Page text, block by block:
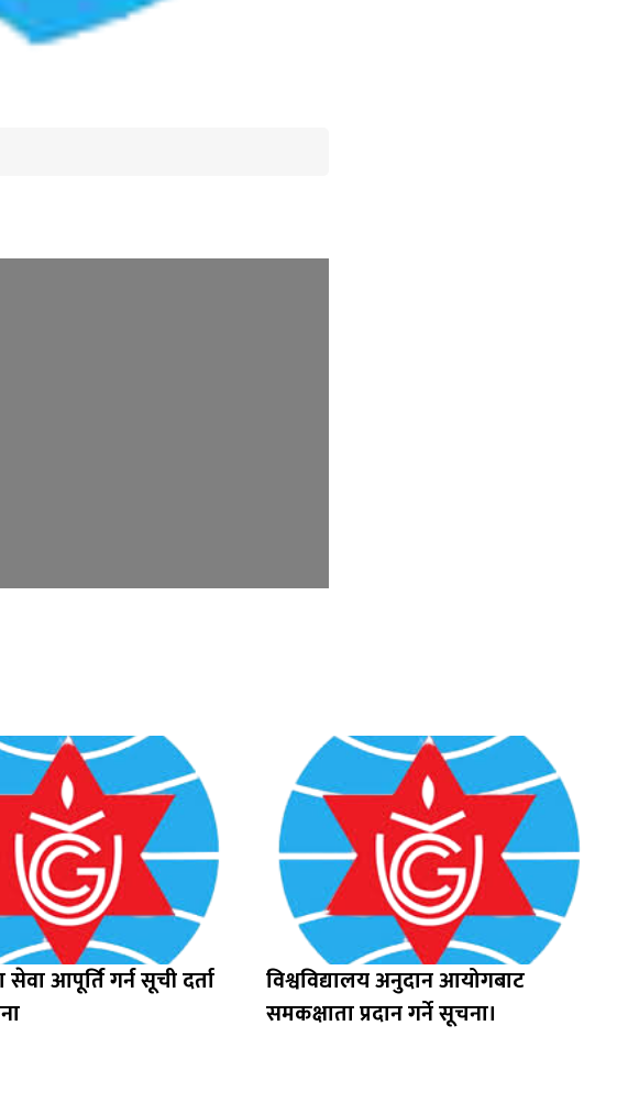
सेवा आपूर्ति गर्न सूची दर्ता
विश्वविद्यालय अनुदान आयोगबाट
समकक्षाता प्रदान गर्ने सूचना।